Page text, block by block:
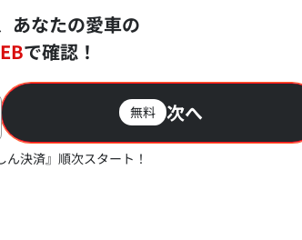
あなたの愛車の
で確認！
無料 次へ
決済』順次スタート！